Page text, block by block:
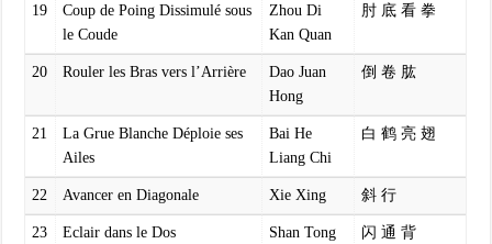
19
Coup de Poing Dissimulé sous
le Coude
Zhou Di
Kan Quan
肘 底 看 拳
20 Rouler les Bras vers l’Arrière
Dao Juan
Hong
倒 卷 肱
21
La Grue Blanche Déploie ses
Ailes
Bai He
Liang Chi
白 鹤 亮 翅
22 Avancer en Diagonale Xie Xing 斜 行
23 Eclair dans le Dos
Shan Tong
闪 通 背